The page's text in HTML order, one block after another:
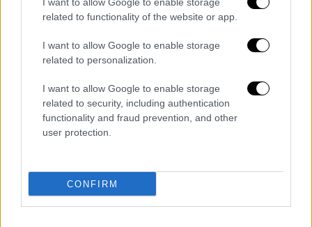
related to functionality of the website or app.
I want to allow Google to enable storage
related to personalization.
I want to allow Google to enable storage
related to security, including authentication
functionality and fraud prevention, and other
user protection.
CONFIRM
Το κίνημα των κίτρινων γιλέκων στηρίζει η
ΛΑΕ του Παναγιώτη Λαφαζάνη
ΑΛΛΑ #TAGS
Αλέξης Τσίπρας
υπουργείο Εσωτερικών
Ρένα Δούρου
Λαϊκή Ενότητα
Γαλλική πρεσβεία